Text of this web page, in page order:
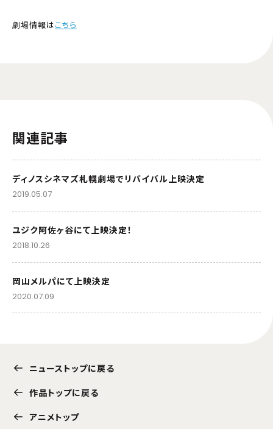
劇場情報はこちら
関連記事
ディノスシネマズ札幌劇場でリバイバル上映決定
2019.05.07
ユジク阿佐ヶ谷にて上映決定！
2018.10.26
岡山メルパにて上映決定
2020.07.09
ニューストップに戻る
作品トップに戻る
アニメトップ